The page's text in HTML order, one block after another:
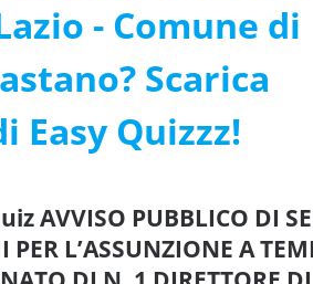
- Comune di
Scarica
Easy Quizzz!
AVVISO PUBBLICO DI
PER L’ASSUNZIONE A